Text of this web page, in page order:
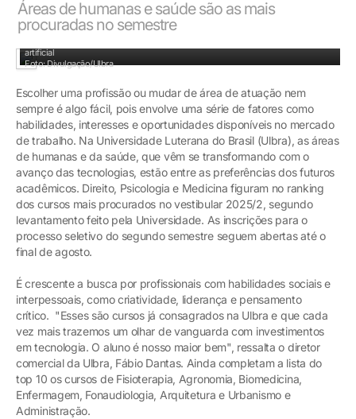
Áreas de humanas e saúde são as mais
procuradas no semestre
artificial
Foto: Divulgação/Ulbra
Escolher uma profissão ou mudar de área de atuação nem
sempre é algo fácil, pois envolve uma série de fatores como
habilidades, interesses e oportunidades disponíveis no mercado
de trabalho. Na Universidade Luterana do Brasil (Ulbra), as áreas
de humanas e da saúde, que vêm se transformando com o
avanço das tecnologias, estão entre as preferências dos futuros
acadêmicos. Direito, Psicologia e Medicina figuram no ranking
dos cursos mais procurados no vestibular 2025/2, segundo
levantamento feito pela Universidade. As inscrições para o
processo seletivo do segundo semestre seguem abertas até o
final de agosto.
É crescente a busca por profissionais com habilidades sociais e
interpessoais, como criatividade, liderança e pensamento
crítico. "Esses são cursos já consagrados na Ulbra e que cada
vez mais trazemos um olhar de vanguarda com investimentos
em tecnologia. O aluno é nosso maior bem", ressalta o diretor
comercial da Ulbra, Fábio Dantas. Ainda completam a lista do
top 10 os cursos de Fisioterapia, Agronomia, Biomedicina,
Enfermagem, Fonaudiologia, Arquitetura e Urbanismo e
Administração.